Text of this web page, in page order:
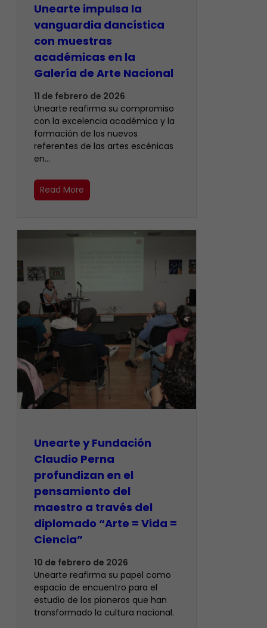
Unearte impulsa la
vanguardia dancística
con muestras
académicas en la
Galería de Arte Nacional
11 de febrero de 2026
Unearte reafirma su compromiso
con la excelencia académica y la
formación de los nuevos
referentes de las artes escénicas
en…
Read More
​Unearte y Fundación
Claudio Perna
profundizan en el
pensamiento del
maestro a través del
diplomado “Arte = Vida =
Ciencia”
10 de febrero de 2026
Unearte reafirma su papel como
espacio de encuentro para el
estudio de los pioneros que han
transformado la cultura nacional.